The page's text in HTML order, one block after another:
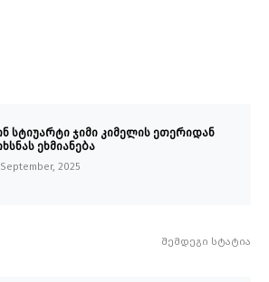
სტიუარტი ჯიმი კიმელის ეთერიდან
ეხმიანება
2025
შემდეგი სტატია